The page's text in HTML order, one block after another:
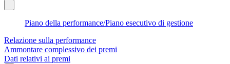
Piano della performance/Piano esecutivo di gestione
Relazione sulla performance
Ammontare complessivo dei premi
Dati relativi ai premi